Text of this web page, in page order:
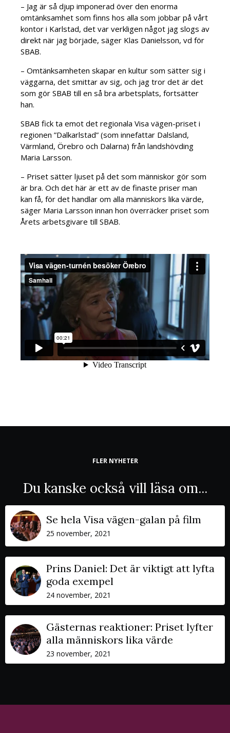
– Jag är så djup imponerad över den enorma
omtänksamhet som finns hos alla som jobbar på vårt
kontor i Karlstad, det var verkligen något jag slogs av
direkt när jag började, säger Klas Danielsson, vd för
SBAB.
– Omtänksamheten skapar en kultur som sätter sig i
väggarna, det smittar av sig, och jag tror det är det
som gör SBAB till en så bra arbetsplats, fortsätter
han.
SBAB fick ta emot det regionala Visa vägen-priset i
regionen ”Dalkarlstad” (som innefattar Dalsland,
Värmland, Örebro och Dalarna) från landshövding
Maria Larsson.
– Priset sätter ljuset på det som människor gör som
är bra. Och det här är ett av de finaste priser man
kan få, för det handlar om alla människors lika värde,
säger Maria Larsson innan hon överräcker priset som
Årets arbetsgivare till SBAB.
FLER NYHETER
Du kanske också vill läsa om...
Se hela Visa vägen-galan på film
25 november, 2021
Prins Daniel: Det är viktigt att lyfta
goda exempel
24 november, 2021
Gästernas reaktioner: Priset lyfter
alla människors lika värde
23 november, 2021